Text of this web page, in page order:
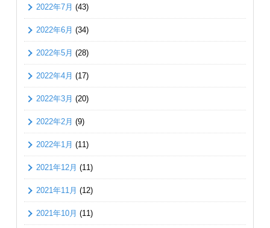
2022年7月 (43)
2022年6月 (34)
2022年5月 (28)
2022年4月 (17)
2022年3月 (20)
2022年2月 (9)
2022年1月 (11)
2021年12月 (11)
2021年11月 (12)
2021年10月 (11)